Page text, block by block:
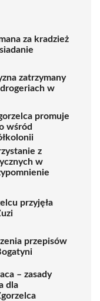
za kradzież
zatrzymany
w
promuje
wśród
z
w
przyjęła
przepisów
– zasady
dla